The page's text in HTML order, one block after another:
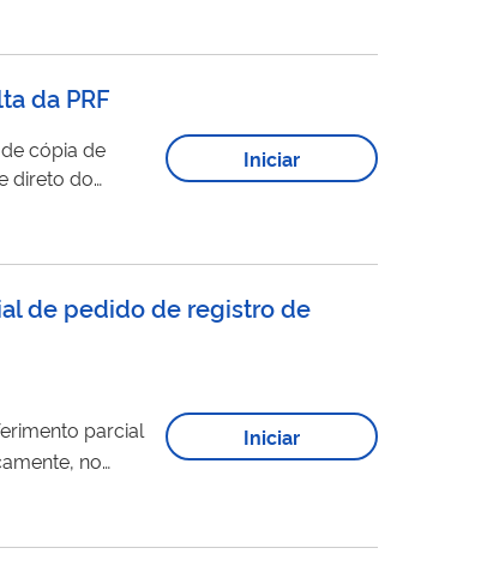
da PRF
cópia de
direto do
Iniciar
de pedido de registro de
parcial
no
Iniciar